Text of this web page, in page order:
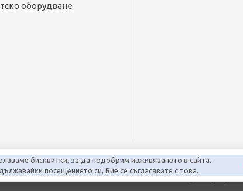
бисквитки, за да подобрим изживяването в сайта.
посещението си, Вие се съгласявате с това.
оборудване
на сайта